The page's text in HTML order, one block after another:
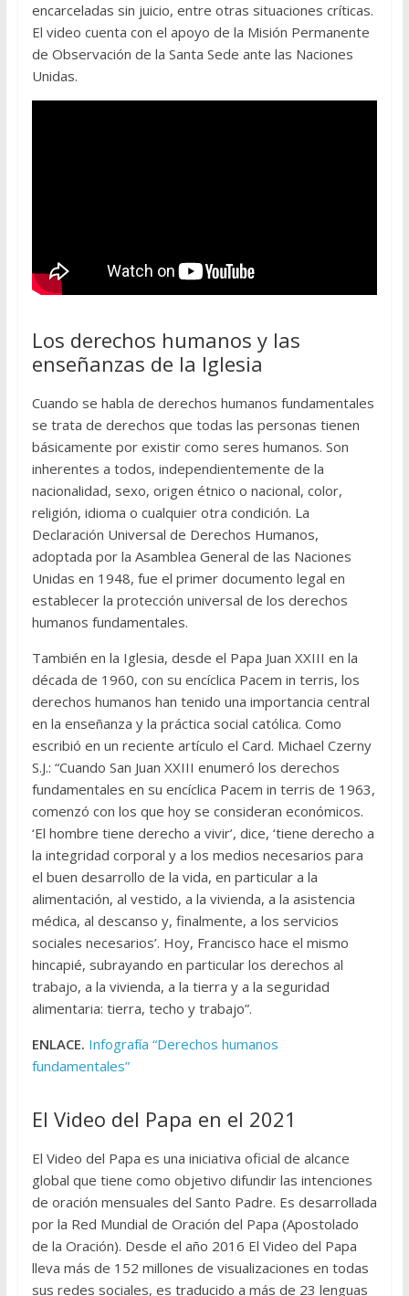
encarceladas sin juicio, entre otras situaciones críticas.
El video cuenta con el apoyo de la Misión Permanente
de Observación de la Santa Sede ante las Naciones
Unidas.
Los derechos humanos y las
enseñanzas de la Iglesia
Cuando se habla de derechos humanos fundamentales
se trata de derechos que todas las personas tienen
básicamente por existir como seres humanos. Son
inherentes a todos, independientemente de la
nacionalidad, sexo, origen étnico o nacional, color,
religión, idioma o cualquier otra condición. La
Declaración Universal de Derechos Humanos,
adoptada por la Asamblea General de las Naciones
Unidas en 1948, fue el primer documento legal en
establecer la protección universal de los derechos
humanos fundamentales.
También en la Iglesia, desde el Papa Juan XXIII en la
década de 1960, con su encíclica Pacem in terris, los
derechos humanos han tenido una importancia central
en la enseñanza y la práctica social católica. Como
escribió en un reciente artículo el Card. Michael Czerny
S.J.: “Cuando San Juan XXIII enumeró los derechos
fundamentales en su encíclica Pacem in terris de 1963,
comenzó con los que hoy se consideran económicos.
‘El hombre tiene derecho a vivir’, dice, ‘tiene derecho a
la integridad corporal y a los medios necesarios para
el buen desarrollo de la vida, en particular a la
alimentación, al vestido, a la vivienda, a la asistencia
médica, al descanso y, finalmente, a los servicios
sociales necesarios’. Hoy, Francisco hace el mismo
hincapié, subrayando en particular los derechos al
trabajo, a la vivienda, a la tierra y a la seguridad
alimentaria: tierra, techo y trabajo”.
ENLACE. Infografía “Derechos humanos
fundamentales”
El Video del Papa en el 2021
El Video del Papa es una iniciativa oficial de alcance
global que tiene como objetivo difundir las intenciones
de oración mensuales del Santo Padre. Es desarrollada
por la Red Mundial de Oración del Papa (Apostolado
de la Oración). Desde el año 2016 El Video del Papa
lleva más de 152 millones de visualizaciones en todas
sus redes sociales, es traducido a más de 23 lenguas